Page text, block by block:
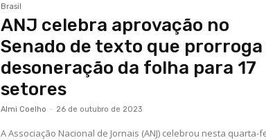
Brasil
ANJ celebra aprovação no
Senado de texto que prorroga
desoneração da folha para 17
setores
Almi Coelho - 26 de outubro de 2023
A Associação Nacional de Jornais (ANJ) celebrou nesta quarta-